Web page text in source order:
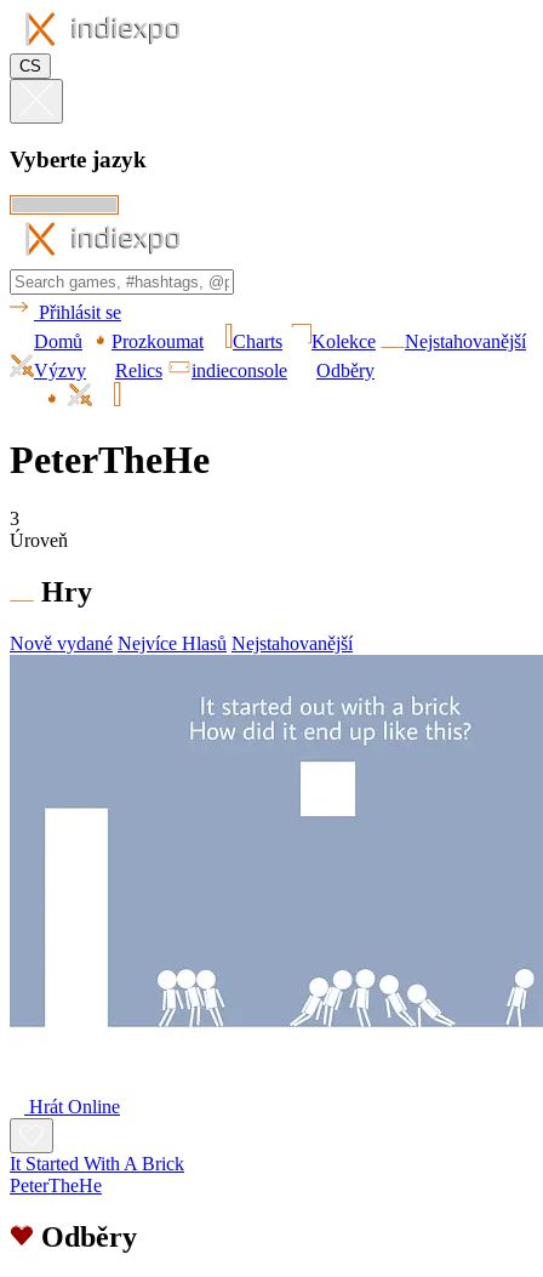
CS
Vyberte jazyk
Přihlásit se
Domů
Prozkoumat Charts Kolekce
Nejstahovanější
Výzvy
Relics indieconsole Odběry
PeterTheHe
3
Úroveň
Hry
Nově vydané Nejvíce Hlasů Nejstahovanější
Hrát Online
It Started With A Brick
PeterTheHe
Odběry